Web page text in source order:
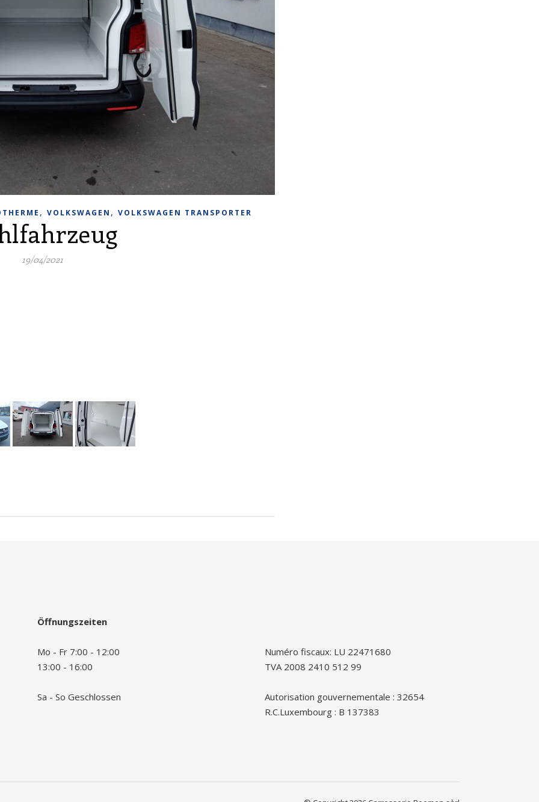
, VOLKSWAGEN , VOLKSWAGEN TRANSPORTER
19/04/2021
Öffnungszeiten
Mo - Fr 7:00 - 12:00
13:00 - 16:00
Sa - So Geschlossen
Numéro fiscaux: LU 22471680
TVA 2008 2410 512 99
Autorisation gouvernementale : 32654
R.C.Luxembourg : B 137383